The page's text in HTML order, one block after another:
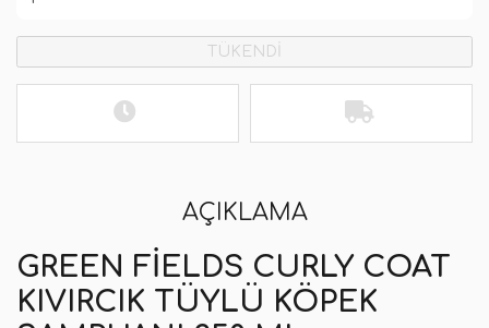
TÜKENDİ
AÇIKLAMA
GREEN FIELDS CURLY COAT
KIVIRCIK TÜYLÜ KÖPEK